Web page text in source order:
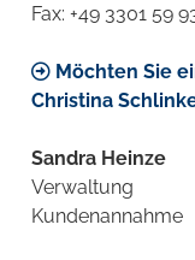
Fax: +49 3301 59
Möchten Sie
Christina
Sandra Heinze
Verwaltung
Kundenannahme